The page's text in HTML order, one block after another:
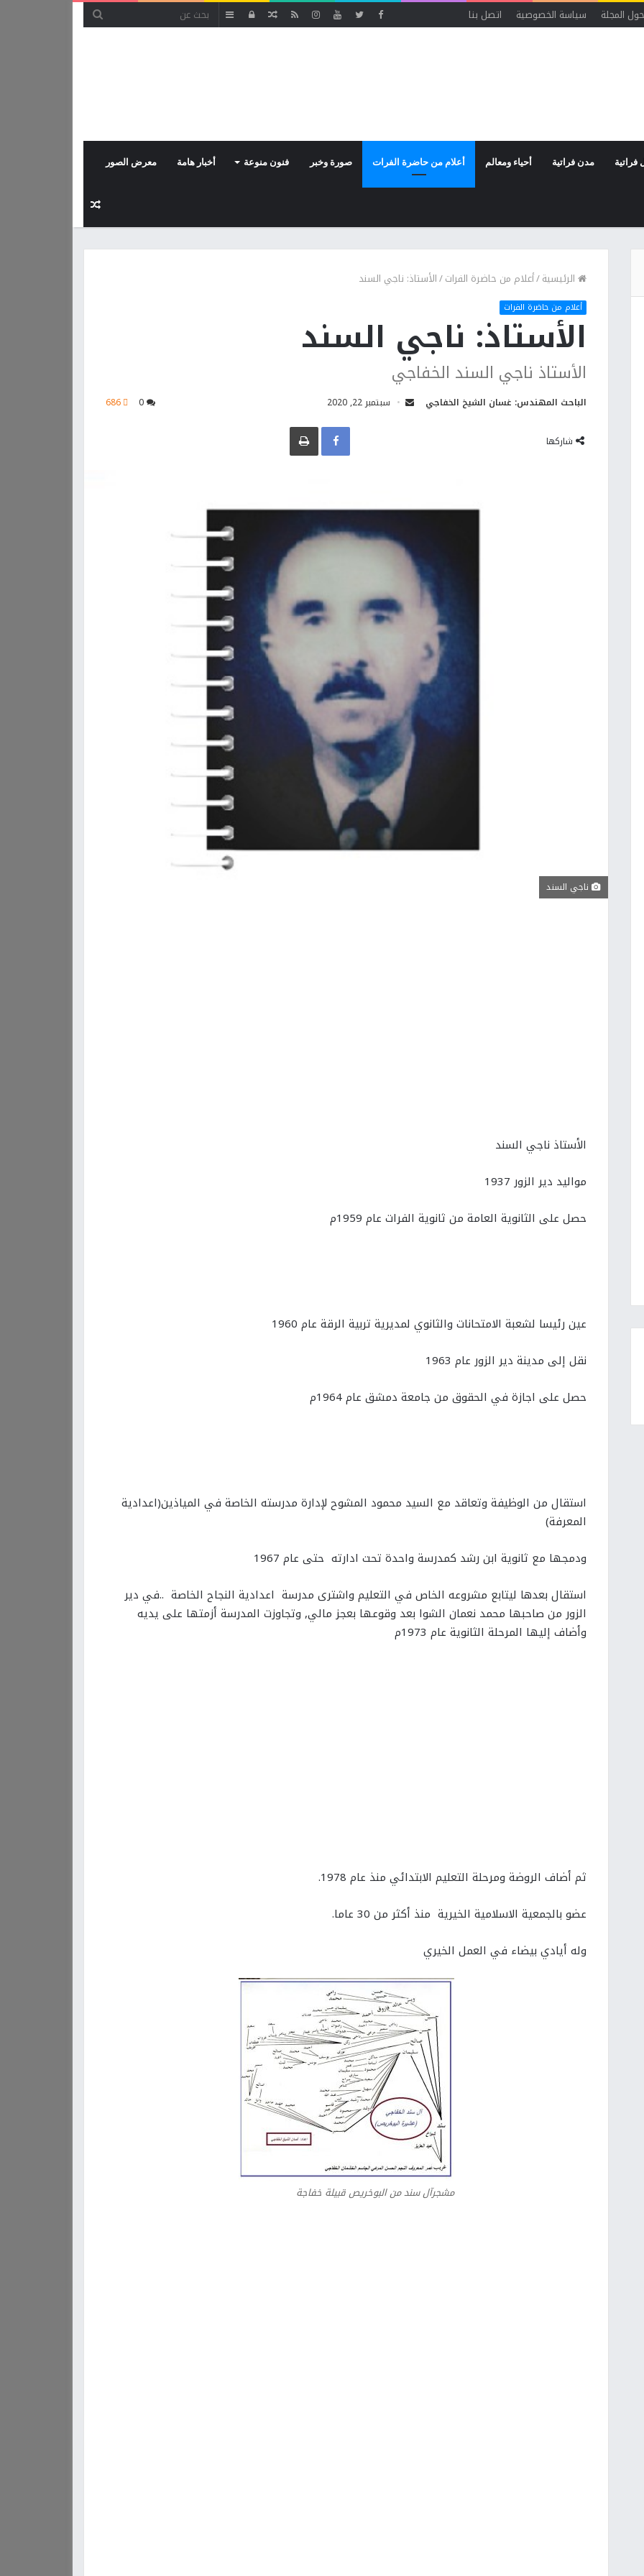
حول المجلة سياسة الخصوصية اتصل بنا
إضافةتسجيل مقال
فراتية مدن فراتية أحياء ومعالم أعلام من حاضرة الفرات صورة وخبر فنون منوعة أخبار هامة معرض الصور
مقال
عشوائي
الرئيسية/أعلام من حاضرة الفرات/الأستاذ: ناجي السند
أعلام من حاضرة الفرات
الأستاذ: ناجي السند
الأستاذ ناجي السند الخفاجي
الباحث المهندس: غسان الشيخ الخفاجي سبتمبر 22, 2020 0
686
شاركها
Facebook طباعة
ناجي السند
الأستاذ ناجي السند
مواليد دير الزور 1937
حصل على الثانوية العامة من ثانوية الفرات عام 1959م
عين رئيسا لشعبة الامتحانات والثانوي لمديرية تربية الرقة عام 1960
نقل إلى مدينة دير الزور عام 1963
حصل على اجازة في الحقوق من جامعة دمشق عام 1964م
استقال من الوظيفة وتعاقد مع السيد محمود المشوح لإدارة مدرسته الخاصة في المياذين(اعدادية
المعرفة)
ودمجها مع ثانوية ابن رشد كمدرسة واحدة تحت ادارته حتى عام 1967
استقال بعدها ليتابع مشروعه الخاص في التعليم واشترى مدرسة اعدادية النجاح الخاصة ..في دير
الزور من صاحبها محمد نعمان الشوا بعد وقوعها بعجز مالي, وتجاوزت المدرسة أزمتها على يديه
وأضاف إليها المرحلة الثانوية عام 1973م
ثم أضاف الروضة ومرحلة التعليم الابتدائي منذ عام 1978.
عضو بالجمعية الاسلامية الخيرية منذ أكثر من 30 عاما.
وله أيادي بيضاء في العمل الخيري
مشجرآل سند من البوخريص قبيلة خفاجة